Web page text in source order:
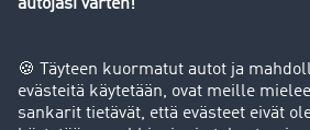
Success stories